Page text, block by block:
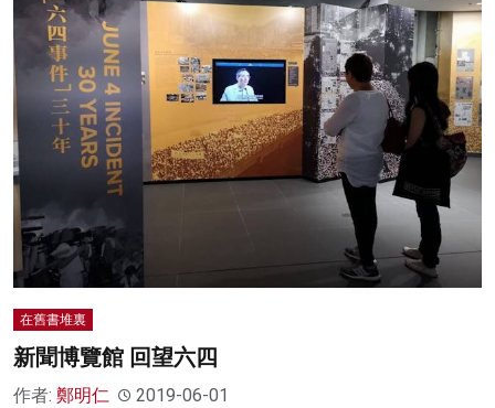
科技
影片
名家榜
灼見活動
關於我們
在舊書堆裏
新聞博覽館 回望六四
作者: 鄭明仁 2019-06-01